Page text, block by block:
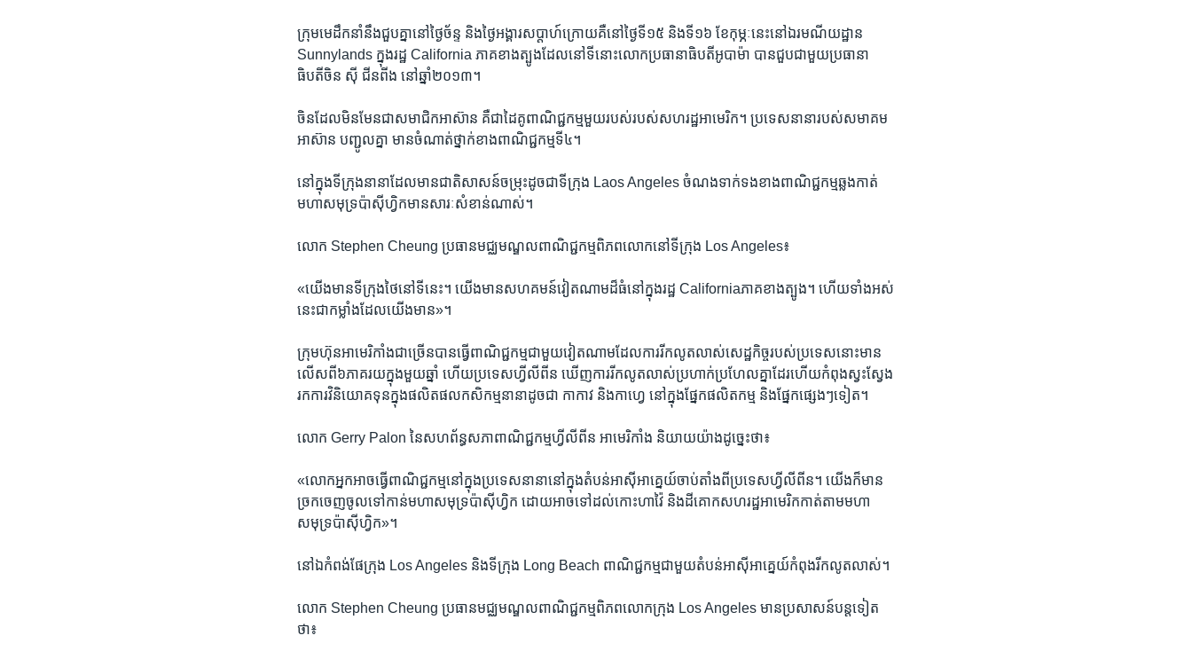
ក្រុម​មេដឹកនាំ​នឹង​ជួប​គ្នា​នៅ​ថ្ងៃ​ច័ន្ទ​ និង​ថ្ងៃ​អង្គារ​សប្តាហ៍​ក្រោយ​គឺនៅ​ថ្ងៃទី​១៥ ​និង​ទី​១៦ ​ខែ​កុម្ភៈ​នេះ​នៅ​ឯ​រមណីយដ្ឋាន
Sunnylands ក្នុង​រដ្ឋ California ភាគ​ខាង​ត្បូង​ដែល​នៅ​ទី​នោះ​លោក​ប្រធានាធិបតី​អូបាម៉ា ​បាន​ជួប​ជាមួយ​ប្រធានា​
ធិបតី​ចិន ស៊ី ​ជីន​ពីង​ នៅ​ឆ្នាំ​២០១៣។
​ចិន​ដែល​មិនមែន​ជា​សមាជិក​អាស៊ាន ​គឺ​ជា​ដៃ​គូ​ពាណិជ្ជកម្មមួយ​របស់​របស់​សហរដ្ឋ​អាមេរិក។ ប្រទេស​នានា​របស់​សមាគម​
អាស៊ាន ​បញ្ជូល​គ្នា ​មាន​ចំណាត់​ថ្នាក់​ខាង​ពាណិជ្ជកម្ម​ទី​៤។
នៅ​ក្នុង​ទីក្រុង​នានា​ដែល​មាន​ជាតិ​សាសន៍​ចម្រុះដូចជា​ទីក្រុង Laos Angeles ចំណង​ទាក់​ទង​ខាង​ពាណិជ្ជកម្ម​ឆ្លងកាត់​
មហាសមុទ្រ​ប៉ាស៊ីហ្វិក​មាន​សារៈសំខាន់​ណាស់។
លោក Stephen Cheung ​ប្រធាន​មជ្ឈមណ្ឌល​ពាណិជ្ជកម្ម​ពិភពលោក​នៅ​ទីក្រុង​ Los Angeles៖
«យើង​មាន​ទីក្រុង​ថៃ​នៅ​ទី​នេះ។​ យើង​មានសហគមន៍​វៀត​ណាម​ដ៏​ធំ​នៅ​ក្នុង​រដ្ឋ Californiaភាគ​ខាង​ត្បូង។ ​ហើយ​ទាំងអស់​
នេះ​ជាកម្លាំង​ដែល​យើង​មាន‍»។
ក្រុមហ៊ុន​អាមេរិកាំង​ជាច្រើន​បាន​ធ្វើ​ពាណិជ្ជកម្ម​ជាមួយ​វៀតណាម​ដែល​ការ​រីក​លូត​លាស់​សេដ្ឋកិច្ច​របស់​ប្រទេស​នោះ​មាន​
លើស​ពី៦​ភាគរយ​ក្នុង​មួយ​ឆ្នាំ ​ហើយ​ប្រទេស​ហ្វីលីពីន ឃើញ​ការ​រីក​លូតលាស់​ប្រហាក់​ប្រហែល​គ្នា​ដែរ​ហើយ​កំពុង​ស្វះស្វែង​
រក​ការ​វិនិយោគ​ទុន​ក្នុង​ផលិតផល​កសិកម្ម​នានា​ដូចជា​ កាកាវ ​និង​កាហ្វេ ​នៅ​ក្នុង​ផ្នែក​ផលិតកម្ម​ និង​ផ្នែក​ផ្សេងៗ​ទៀត។
លោក Gerry Palon ​នៃ​សហព័ន្ធ​សភា​ពាណិជ្ជកម្ម​ហ្វីលីពីន អាមេរិកាំង ​និយាយ​យ៉ាង​ដូច្នេះ​ថា៖
«លោក​អ្នក​អាច​ធ្វើ​ពាណិជ្ជកម្ម​នៅ​ក្នុង​ប្រទេស​នានា​នៅ​ក្នុង​តំបន់​អាស៊ី​អាគ្នេយ៍​ចាប់​តាំង​ពី​ប្រទេស​ហ្វីលីពីន។ ​យើង​ក៏​មាន
ច្រកចេញ​ចូល​ទៅ​កាន់​មហាសមុទ្រ​ប៉ាស៊ីហ្វិក​ ដោយ​អាច​ទៅ​ដល់​កោះ​ហាវ៉ៃ​ និង​ដី​គោក​សហរដ្ឋ​អាមេរិក​កាត់​តាម​មហា
សមុទ្រ​ប៉ាស៊ីហ្វិក‍»។
នៅ​ឯ​កំពង់​ផែ​ក្រុង Los Angeles និង​ទីក្រុង Long Beach ពាណិជ្ជកម្ម​ជាមួយ​តំបន់​អាស៊ី​អាគ្នេយ៍​កំពុង​រីក​លូតលាស់។
លោក Stephen Cheung ​ប្រធាន​មជ្ឈមណ្ឌល​ពាណិជ្ជកម្ម​ពិភពលោក​ក្រុង Los Angeles មាន​ប្រសាសន៍​បន្ត​ទៀត​
ថា៖